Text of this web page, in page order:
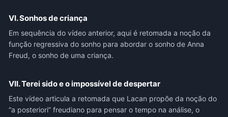
VI. Sonhos de criança
Em sequência do vídeo anterior, aqui é retomada a noção da
função regressiva do sonho para abordar o sonho de Anna
Freud, o sonho de uma criança.
VII. Terei sido e o impossível de despertar
Este vídeo articula a retomada que Lacan propõe da noção do
“a posteriori” freudiano para pensar o tempo na análise, o